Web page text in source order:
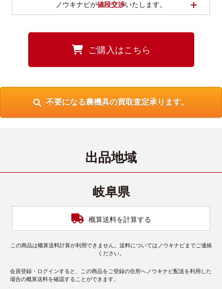
ノウキナビが値段交渉いたします。
ご購入はこちら
不要になる農機具の買取査定承ります。
出品地域
岐阜県
概算送料を計算する
この商品は概算送料計算が利用できません。送料についてはノウキナビまでご連絡
ください。
会員登録・ログインすると、この商品をご登録の住所へノウキナビ配送を利用した
場合の概算送料を確認することができます。